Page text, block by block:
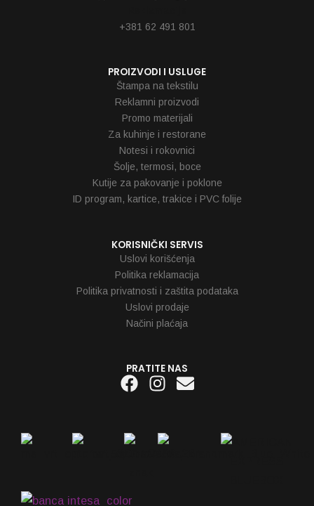
+381 62 491 801
PROIZVODI I USLUGE
Štampa na tekstilu
Reklamni proizvodi
Promo materijali
Za kuhinje i restorane
Notesi i rokovnici
Šolje, termosi, boce
Kutije za pakovanje i poklone
ID program, kartice, trakice i PVC folije
KORISNIČKI SERVIS
Uslovi korišćenja
Politika reklamacija
Politika privatnosti i zaštita podataka
Uslovi prodaje
Načini plaćaja
PRATITE NAS
Facebook
Instagram
Envelope